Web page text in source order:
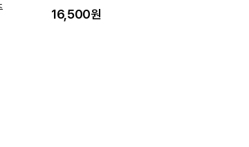
치 주스 선택